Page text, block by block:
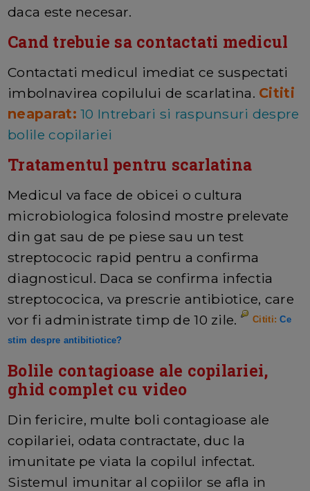
daca este necesar.
Cand trebuie sa contactati medicul
Contactati medicul imediat ce suspectati
imbolnavirea copilului de scarlatina. Cititi
neaparat: 10 Intrebari si raspunsuri despre
bolile copilariei
Tratamentul pentru scarlatina
Medicul va face de obicei o cultura
microbiologica folosind mostre prelevate
din gat sau de pe piese sau un test
streptococic rapid pentru a confirma
diagnosticul. Daca se confirma infectia
streptococica, va prescrie antibiotice, care
vor fi administrate timp de 10 zile.
Cititi:Ce
stim despre antibitiotice?
Bolile contagioase ale copilariei,
ghid complet cu video
Din fericire, multe boli contagioase ale
copilariei, odata contractate, duc la
imunitate pe viata la copilul infectat.
Sistemul imunitar al copiilor se afla in